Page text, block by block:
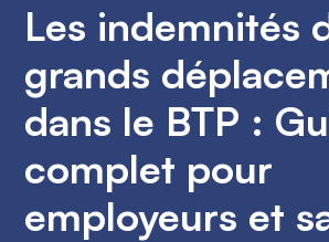
Les indemnités
grands
dans le BTP :
complet pour
employeurs et